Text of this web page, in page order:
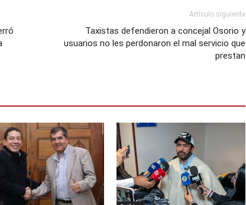
Artículo siguiente
Taxistas defendieron a concejal Osorio y
usuarios no les perdonaron el mal servicio que
prestan